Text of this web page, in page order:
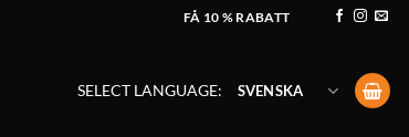
FÅ 10 % RABATT
SELECT LANGUAGE: SVENSKA